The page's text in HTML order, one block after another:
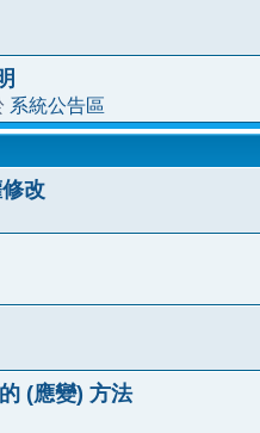
系統公告區
改
(應變) 方法